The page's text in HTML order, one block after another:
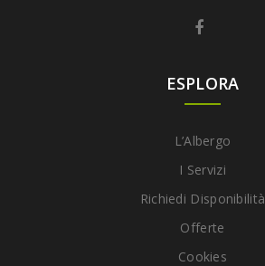
ESPLORA
L’Albergo
I Servizi
Richiedi Disponibilità
Offerte
Cookies